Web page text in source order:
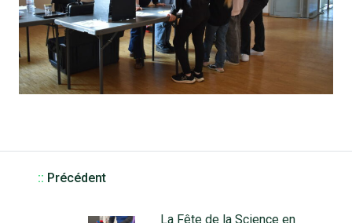
:: Précédent
La Fête de la Science en